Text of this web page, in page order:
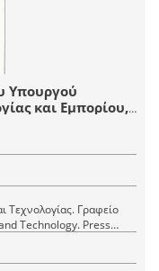
Υπουργού
και Εμπορίου,
Διοικήσεις
Οργανισμών
Τεχνολογίας. Γραφείο
Technology. Press